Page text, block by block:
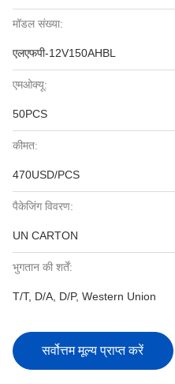
मॉडल संख्या:
एलएफपी-12V150AHBL
एमओक्यू:
50PCS
कीमत:
470USD/PCS
पैकेजिंग विवरण:
UN CARTON
भुगतान की शर्तें:
T/T, D/A, D/P, Western Union
सर्वोत्तम मूल्य प्राप्त करें